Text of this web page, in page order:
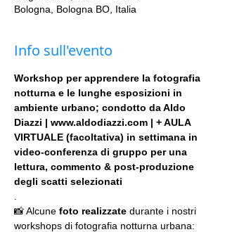
Bologna, Bologna BO, Italia
Info sull'evento
Workshop per apprendere la fotografia
notturna e le lunghe esposizioni in
ambiente urbano; condotto da Aldo
Diazzi | www.aldodiazzi.com | + AULA
VIRTUALE (facoltativa) in settimana in
video-conferenza di gruppo per una
lettura, commento & post-produzione
degli scatti selezionati
📸 Alcune foto realizzate durante i nostri
workshops di fotografia notturna urbana: